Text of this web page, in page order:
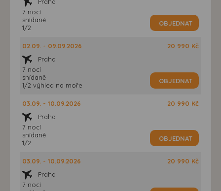
7 nocí
snídaně
1/2
OBJEDNAT
02.09. - 09.09.2026
Praha
7 nocí
snídaně
1/2 výhled na moře
20 990 Kč
OBJEDNAT
03.09. - 10.09.2026
Praha
7 nocí
snídaně
1/2
20 990 Kč
OBJEDNAT
03.09. - 10.09.2026
Praha
7 nocí
20 990 Kč